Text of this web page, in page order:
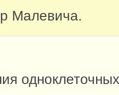
Малевича.